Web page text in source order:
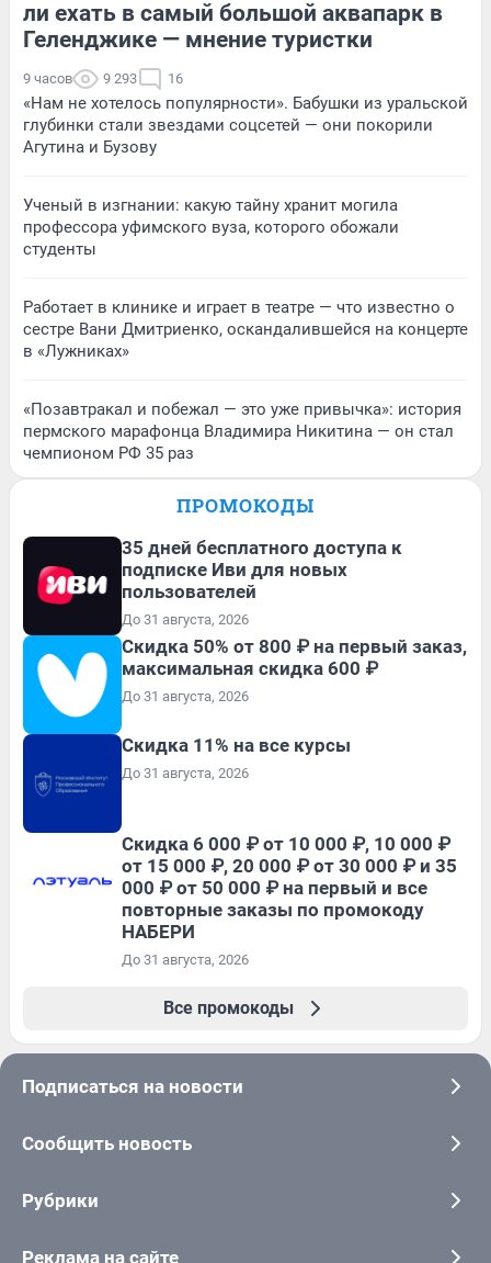
ли ехать в самый большой аквапарк в
Геленджике — мнение туристки
9 часов 9 293 16
«Нам не хотелось популярности». Бабушки из уральской
глубинки стали звездами соцсетей — они покорили
Агутина и Бузову
Ученый в изгнании: какую тайну хранит могила
профессора уфимского вуза, которого обожали
студенты
Работает в клинике и играет в театре — что известно о
сестре Вани Дмитриенко, оскандалившейся на концерте
в «Лужниках»
«Позавтракал и побежал — это уже привычка»: история
пермского марафонца Владимира Никитина — он стал
чемпионом РФ 35 раз
ПРОМОКОДЫ
35 дней бесплатного доступа к
подписке Иви для новых
пользователей
До 31 августа, 2026
Скидка 50% от 800 ₽ на первый заказ,
максимальная скидка 600 ₽
До 31 августа, 2026
Скидка 11% на все курсы
До 31 августа, 2026
Скидка 6 000 ₽ от 10 000 ₽, 10 000 ₽
от 15 000 ₽, 20 000 ₽ от 30 000 ₽ и 35
000 ₽ от 50 000 ₽ на первый и все
повторные заказы по промокоду
НАБЕРИ
До 31 августа, 2026
Все промокоды
Подписаться на новости
Сообщить новость
Рубрики
Реклама на сайте